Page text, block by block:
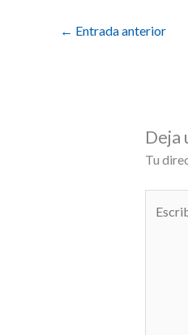
← Entrada anterior
Deja
Tu